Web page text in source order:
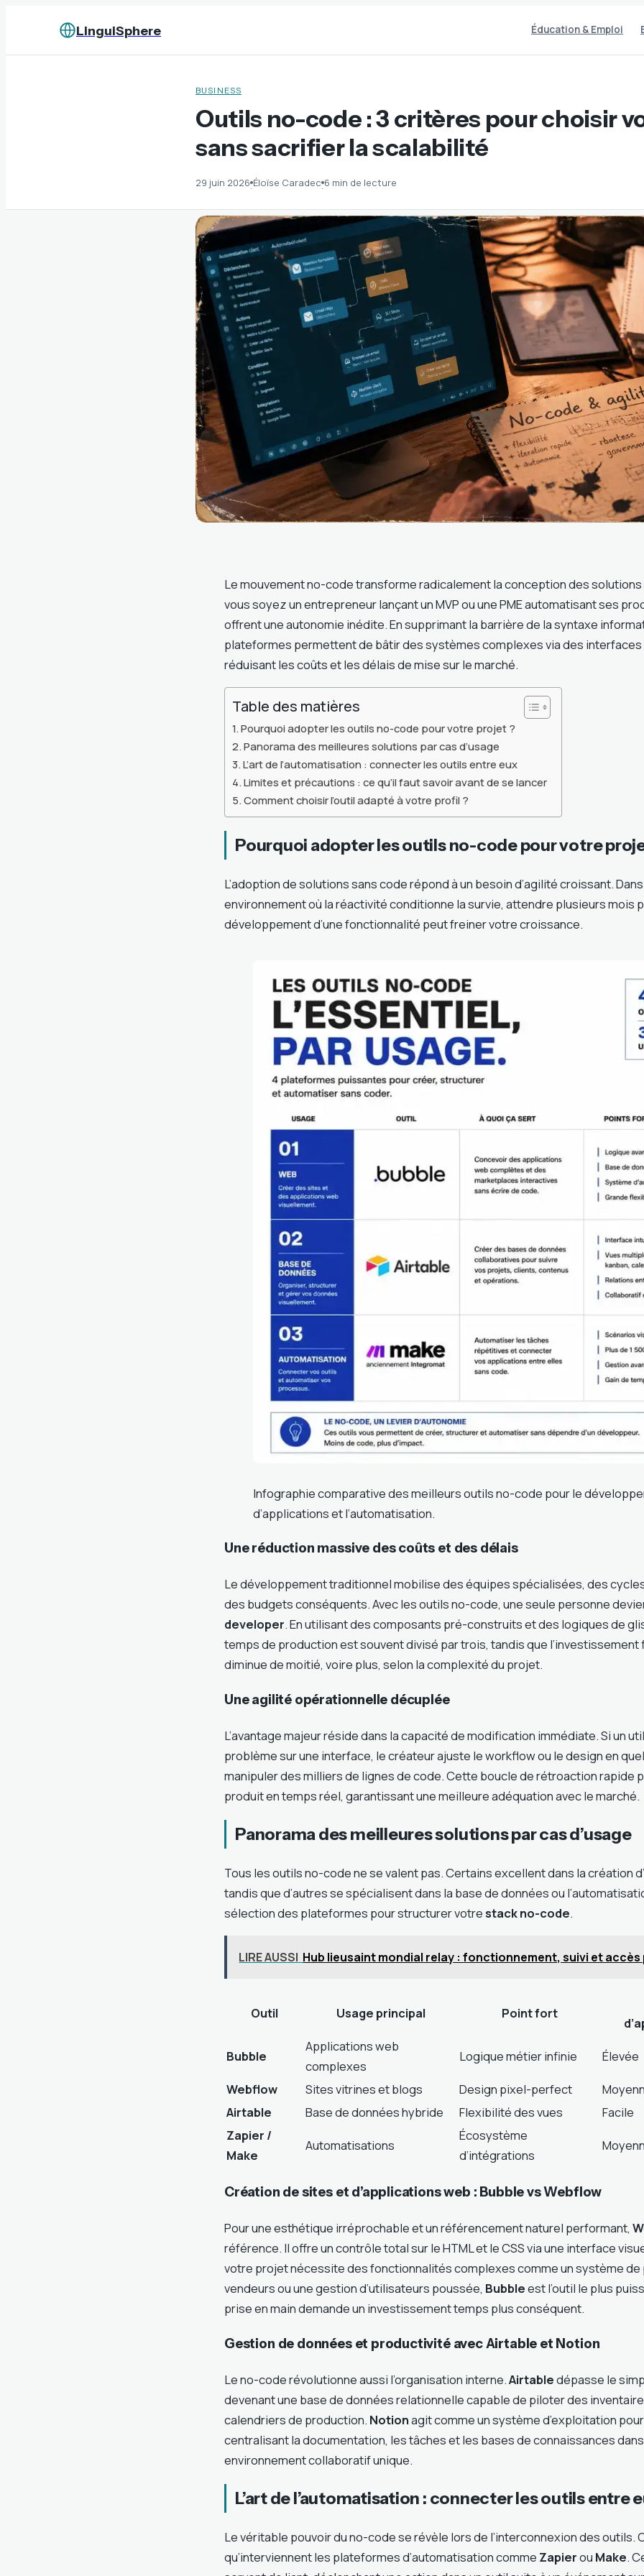
LinguiSphere Éducation & Emploi
BUSINESS
Outils no-code : 3 critères pour choisir
sans sacrifier la scalabilité
29 juin 2026·Éloïse Caradec·6 min de lecture
Le mouvement no-code transforme radicalement la conception des solutions
vous soyez un entrepreneur lançant un MVP ou une PME automatisant ses
offrent une autonomie inédite. En supprimant la barrière de la syntaxe
plateformes permettent de bâtir des systèmes complexes via des interfaces
réduisant les coûts et les délais de mise sur le marché.
Table des matières
Pourquoi adopter les outils no-code pour votre projet ?
Panorama des meilleures solutions par cas d’usage
L’art de l’automatisation : connecter les outils entre eux
Limites et précautions : ce qu’il faut savoir avant de se lancer
Comment choisir l’outil adapté à votre profil ?
Pourquoi adopter les outils no-code pour votre
L’adoption de solutions sans code répond à un besoin d’agilité croissant.
environnement où la réactivité conditionne la survie, attendre plusieurs mois
développement d’une fonctionnalité peut freiner votre croissance.
Infographie comparative des meilleurs outils no-code pour le
d’applications et l’automatisation.
Une réduction massive des coûts et des délais
Le développement traditionnel mobilise des équipes spécialisées, des
des budgets conséquents. Avec les outils no-code, une seule personne
developer. En utilisant des composants pré-construits et des logiques de
temps de production est souvent divisé par trois, tandis que l’investissement
diminue de moitié, voire plus, selon la complexité du projet.
Une agilité opérationnelle décuplée
L’avantage majeur réside dans la capacité de modification immédiate. Si un
problème sur une interface, le créateur ajuste le workflow ou le design en
manipuler des milliers de lignes de code. Cette boucle de rétroaction rapide
produit en temps réel, garantissant une meilleure adéquation avec le marché.
Panorama des meilleures solutions par cas d’usage
Tous les outils no-code ne se valent pas. Certains excellent dans la création
tandis que d’autres se spécialisent dans la base de données ou
sélection des plateformes pour structurer votrestack no-code.
LIRE AUSSI Hub lieusaint mondial relay : fonctionnement, suivi et
Outil Usage principal Point fort
Bubble
Applications web
complexes
Logique métier infinie
Élevée
Webflow
Sites vitrines et blogs Design pixel-perfect
Airtable
Base de données hybride Flexibilité des vues
Facile
Zapier /
Make
Automatisations
Écosystème
d’intégrations
Création de sites et d’applications web : Bubble vs Webflow
Pour une esthétique irréprochable et un référencement naturel performant,
référence. Il offre un contrôle total sur le HTML et le CSS via une interface
votre projet nécessite des fonctionnalités complexes comme un système de
vendeurs ou une gestion d’utilisateurs poussée, Bubbleest l’outil le plus
prise en main demande un investissement temps plus conséquent.
Gestion de données et productivité avec Airtable et Notion
Le no-code révolutionne aussi l’organisation interne.Airtabledépasse le
devenant une base de données relationnelle capable de piloter des
calendriers de production. Notionagit comme un système d’exploitation
centralisant la documentation, les tâches et les bases de connaissances
environnement collaboratif unique.
L’art de l’automatisation : connecter les outils entre
Le véritable pouvoir du no-code se révèle lors de l’interconnexion des outils.
qu’interviennent les plateformes d’automatisation comme Zapierou Make.